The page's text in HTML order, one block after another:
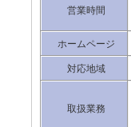
営業時間
ホームページ
対応地域
取扱業務